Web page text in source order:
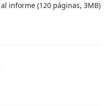
informe (120 páginas, 3MB)